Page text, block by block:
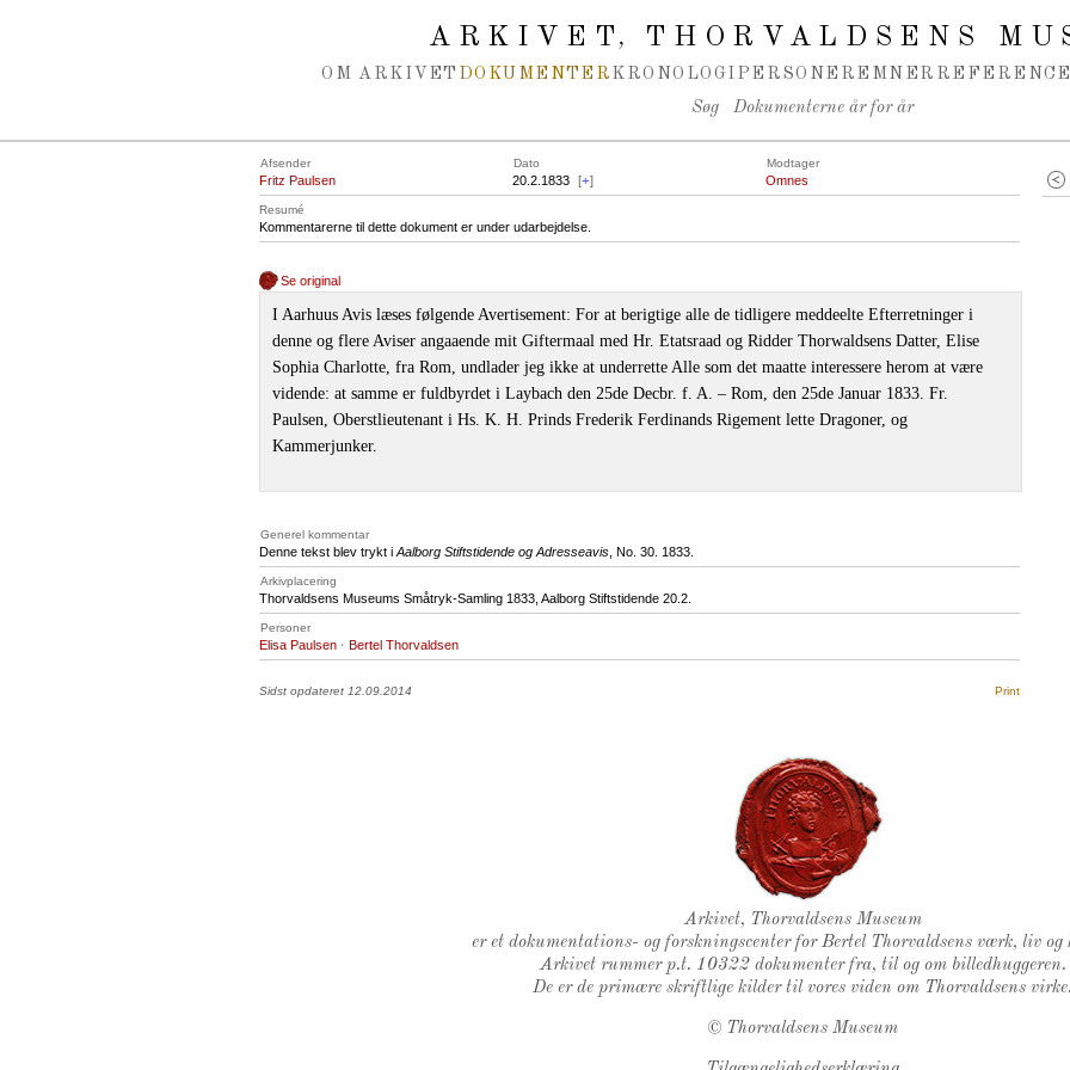
ARKIVET, THORVALDSENS
OM ARKIVET DOKUMENTER KRONOLOGI PERSONER EMNER
Søg Dokumenterne år for år
Afsender Dato Modtager
Fritz Paulsen 20.2.1833 [+] Omnes
Resumé
Kommentarerne til dette dokument er under udarbejdelse.
Se original
I Aarhuus Avis læses følgende Avertisement: For at berigtige alle de tidligere meddeelte Efterretninger i
denne og flere Aviser angaaende mit Giftermaal med Hr. Etatsraad og Ridder Thorwaldsens Datter, Elise
Sophia Charlotte, fra Rom, undlader jeg ikke at underrette Alle som det maatte interessere herom at være
vidende: at samme er fuldbyrdet i Laybach den 25de Decbr. f. A. ‒ Rom, den 25de Januar 1833. Fr.
Paulsen, Oberstlieutenant i Hs. K. H. Prinds Frederik Ferdinands Rigement lette Dragoner, og
Kammerjunker.
Generel kommentar
Denne tekst blev trykt i Aalborg Stiftstidende og Adresseavis , No. 30. 1833.
Arkivplacering
Thorvaldsens Museums Småtryk-Samling 1833, Aalborg Stiftstidende 20.2.
Personer
Elisa Paulsen · Bertel Thorvaldsen
Sidst opdateret 12.09.2014 Print
Thorvaldsens Segl
Arkivet, Thorvaldsens Museum
er et dokumentations- og forskningscenter for Bertel Thorvaldsens værk, liv og
Arkivet rummer p.t. 10322 dokumenter fra, til og om billedhuggeren.
De er de primære skriftlige kilder til vores viden om Thorvaldsens virke.
© Thorvaldsens Museum